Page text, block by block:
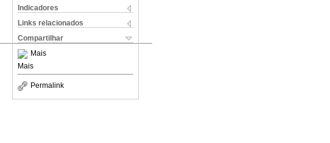
Indicadores
Links relacionados
Compartilhar
Mais
Mais
Permalink